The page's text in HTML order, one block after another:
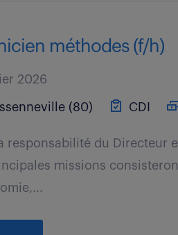
méthodes (f/h)
2026
(80) CDI
responsabilité du Directeur
missions